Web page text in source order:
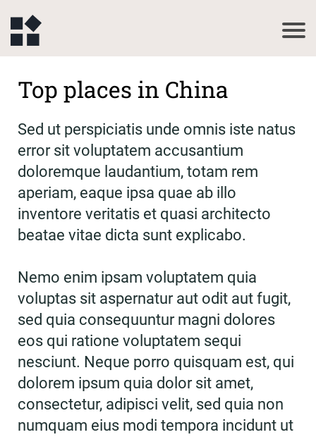
Top places in China
Sed ut perspiciatis unde omnis iste natus
error sit voluptatem accusantium
doloremque laudantium, totam rem
aperiam, eaque ipsa quae ab illo
inventore veritatis et quasi architecto
beatae vitae dicta sunt explicabo.
Nemo enim ipsam voluptatem quia
voluptas sit aspernatur aut odit aut fugit,
sed quia consequuntur magni dolores
eos qui ratione voluptatem sequi
nesciunt. Neque porro quisquam est, qui
dolorem ipsum quia dolor sit amet,
consectetur, adipisci velit, sed quia non
numquam eius modi tempora incidunt ut